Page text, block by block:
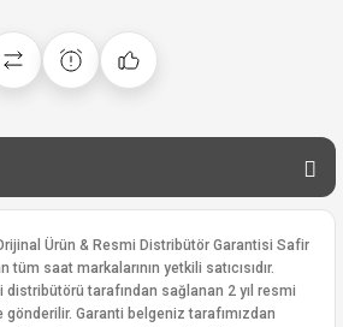
Ürün & Resmi Distribütör Garantisi Safir
saat markalarının yetkili satıcısıdır.
tarafından sağlanan 2 yıl resmi
Garanti belgeniz tarafımızdan